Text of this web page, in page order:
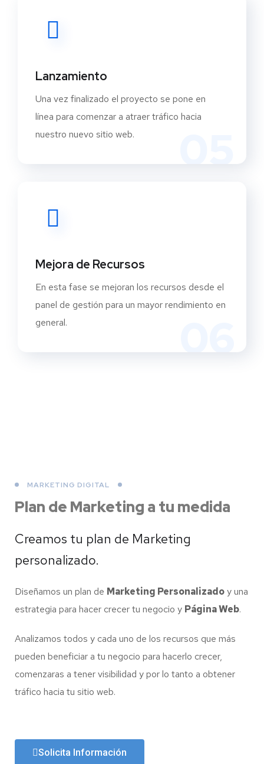
Lanzamiento
Una vez finalizado el proyecto se pone en
línea para comenzar a atraer tráfico hacia
nuestro nuevo sitio web.
Mejora de Recursos
En esta fase se mejoran los recursos desde el
panel de gestión para un mayor rendimiento en
general.
MARKETING DIGITAL
Plan de Marketing a tu medida
Creamos tu plan de Marketing
personalizado.
Diseñamos un plan de Marketing Personalizadoy una
estrategia para hacer crecer tu negocio y Página Web.
Analizamos todos y cada uno de los recursos que más
pueden beneficiar a tu negocio para hacerlo crecer,
comenzaras a tener visibilidad y por lo tanto a obtener
tráfico hacia tu sitio web.
Solicita Información